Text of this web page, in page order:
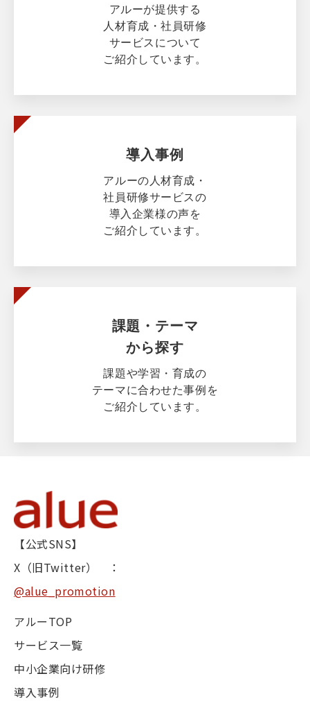
アルーが提供する
人材育成・社員研修
サービスについて
ご紹介しています。
導入事例
アルーの人材育成・
社員研修サービスの
導入企業様の声を
ご紹介しています。
課題・テーマ
から探す
課題や学習・育成の
テーマに合わせた事例を
ご紹介しています。
【公式SNS】
X（旧Twitter） ：
@alue_promotion
アルーTOP
サービス一覧
中小企業向け研修
導入事例